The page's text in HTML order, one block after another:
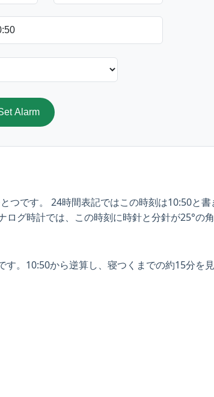
Alarm
つです。 24時間表記ではこの時刻は10:50と
グ時計では、この時刻に時針と分針が25°の角
。10:50から逆算し、寝つくまでの約15分を